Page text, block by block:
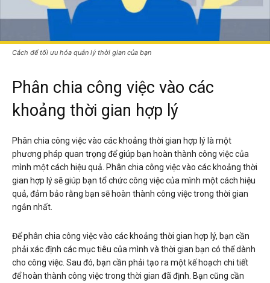
Cách để tối ưu hóa quản lý thời gian của bạn
Phân chia công việc vào các
khoảng thời gian hợp lý
Phân chia công việc vào các khoảng thời gian hợp lý là một
phương pháp quan trọng để giúp bạn hoàn thành công việc của
mình một cách hiệu quả. Phân chia công việc vào các khoảng thời
gian hợp lý sẽ giúp bạn tổ chức công việc của mình một cách hiệu
quả, đảm bảo rằng bạn sẽ hoàn thành công việc trong thời gian
ngắn nhất.
Để phân chia công việc vào các khoảng thời gian hợp lý, bạn cần
phải xác định các mục tiêu của mình và thời gian bạn có thể dành
cho công việc. Sau đó, bạn cần phải tạo ra một kế hoạch chi tiết
để hoàn thành công việc trong thời gian đã định. Bạn cũng cần